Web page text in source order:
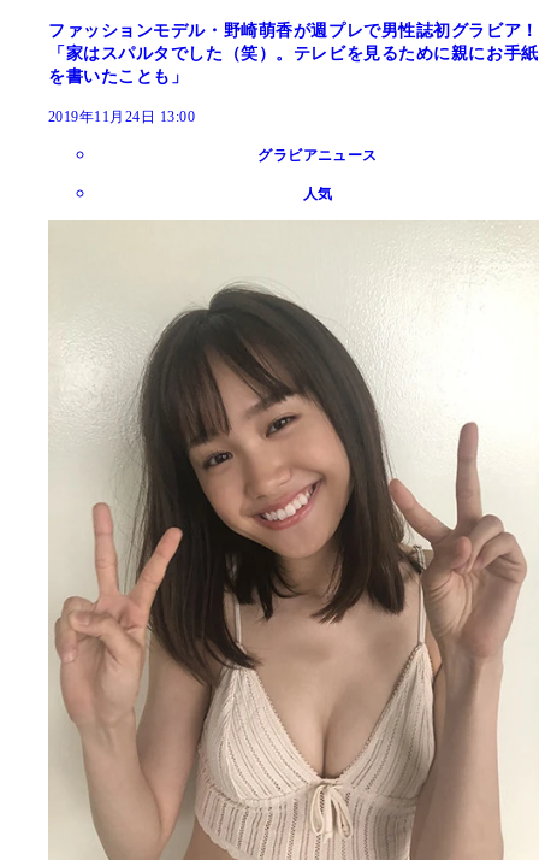
ファッションモデル・野崎萌香が週プレで男性誌初グラビア！
「家はスパルタでした（笑）。テレビを見るために親にお手紙
を書いたことも」
2019年11月24日 13:00
グラビアニュース
人気